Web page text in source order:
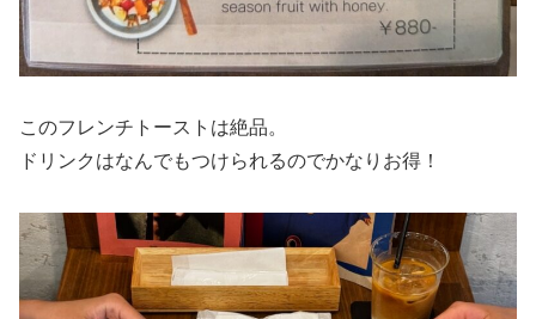
このフレンチトーストは絶品。
ドリンクはなんでもつけられるのでかなりお得！